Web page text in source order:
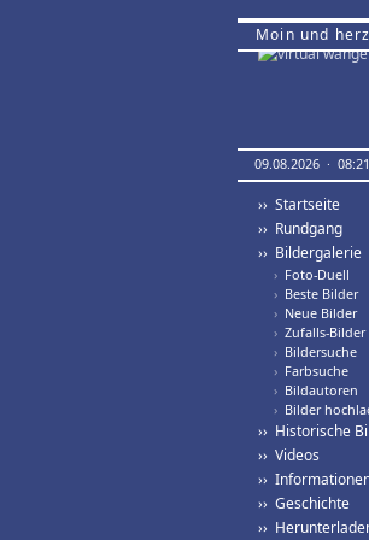
Moin und
09.08.2026 ·
›› Startseite
›› Rundgang
›› Bildergalerie
› Foto-Duell
› Beste Bilder
› Neue Bilder
› Zufalls-Bilder
› Bildersuche
› Farbsuche
› Bildautoren
› Bilder
›› Historische
›› Videos
››
›› Geschichte
››